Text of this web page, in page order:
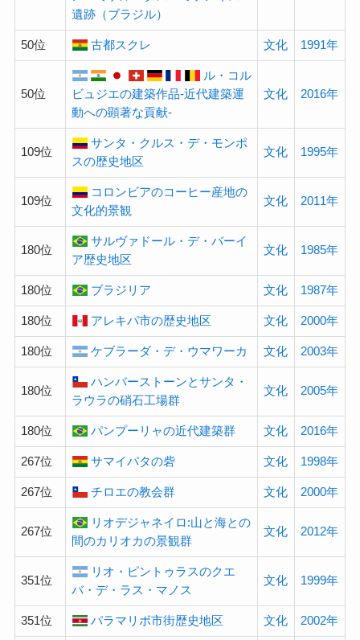
遺跡（ブラジル）
50位 古都スクレ 文化 1991年
50位
ル・コル
ビュジエの建築作品-近代建築運
動への顕著な貢献-
文化 2016年
109位
サンタ・クルス・デ・モンポ
スの歴史地区
文化 1995年
109位
コロンビアのコーヒー産地の
文化的景観
文化 2011年
180位
サルヴァドール・デ・バーイ
ア歴史地区
文化 1985年
180位 ブラジリア 文化 1987年
180位 アレキパ市の歴史地区 文化 2000年
180位 ケブラーダ・デ・ウマワーカ 文化 2003年
180位
ハンバーストーンとサンタ・
ラウラの硝石工場群
文化 2005年
180位 パンプーリャの近代建築群 文化 2016年
267位 サマイパタの砦 文化 1998年
267位 チロエの教会群 文化 2000年
267位
リオデジャネイロ:山と海との
間のカリオカの景観群
文化 2012年
351位
リオ・ピントゥラスのクエ
バ・デ・ラス・マノス
文化 1999年
351位 パラマリボ市街歴史地区 文化 2002年